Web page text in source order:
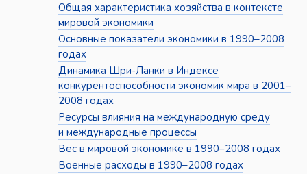
Общая характеристика хозяйства в контексте
мировой экономики
Основные показатели экономики в 1990–2008
годах
Динамика Шри-Ланки в Индексе
конкурентоспособности экономик мира в 2001–
2008 годах
Ресурсы влияния на международную среду
и международные процессы
Вес в мировой экономике в 1990–2008 годах
Военные расходы в 1990–2008 годах